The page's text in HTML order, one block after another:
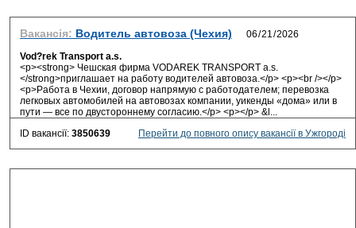
Вакансія: Водитель автовоза (Чехия)
Vod?rek Transport a.s.
<p><strong> Чешская фирма VODAREK TRANSPORT a.s.
</strong>приглашает на работу водителей автовоза.</p> <p><br /></p>
<p>Работа в Чехии, договор напрямую с работодателем; перевозка
легковых автомобилей на автовозах компании, уикенды «дома» или в
пути — все по двустороннему согласию.</p> <p></p> &l...
ID вакансії: 3850639 Перейти до повного опису вакансії в Ужгороді